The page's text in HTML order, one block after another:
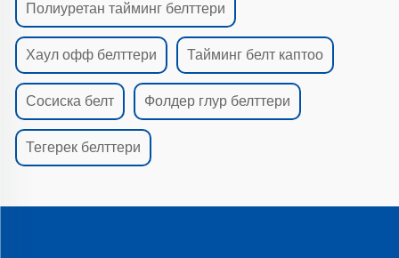
Полиуретан тайминг белттери
Хаул офф белттери Тайминг белт каптоо
Сосиска белт Фолдер глур белттери
Тегерек белттери